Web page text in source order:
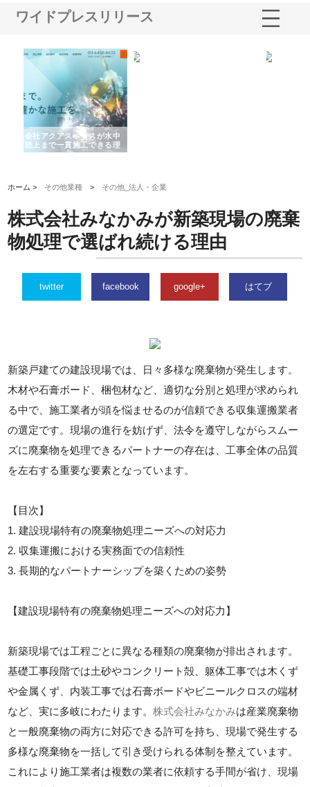
ワイドプレスリリース
務所が選ば
コンサルの
株式会社名神精工の最新ニュー
スリリース一覧と注目トピック
ホーム > その他業種 > その他_法人・企業
株式会社みなかみが新築現場の廃棄
物処理で選ばれ続ける理由
twitter facebook google+ はてブ
新築戸建ての建設現場では、日々多様な廃棄物が発生します。
木材や石膏ボード、梱包材など、適切な分別と処理が求められ
る中で、施工業者が頭を悩ませるのが信頼できる収集運搬業者
の選定です。現場の進行を妨げず、法令を遵守しながらスムー
ズに廃棄物を処理できるパートナーの存在は、工事全体の品質
を左右する重要な要素となっています。
【目次】
1. 建設現場特有の廃棄物処理ニーズへの対応力
2. 収集運搬における実務面での信頼性
3. 長期的なパートナーシップを築くための姿勢
【建設現場特有の廃棄物処理ニーズへの対応力】
新築現場では工程ごとに異なる種類の廃棄物が排出されます。
基礎工事段階では土砂やコンクリート殻、躯体工事では木くず
や金属くず、内装工事では石膏ボードやビニールクロスの端材
など、実に多岐にわたります。株式会社みなかみは産業廃棄物
と一般廃棄物の両方に対応できる許可を持ち、現場で発生する
多様な廃棄物を一括して引き受けられる体制を整えています。
これにより施工業者は複数の業者に依頼する手間が省け、現場